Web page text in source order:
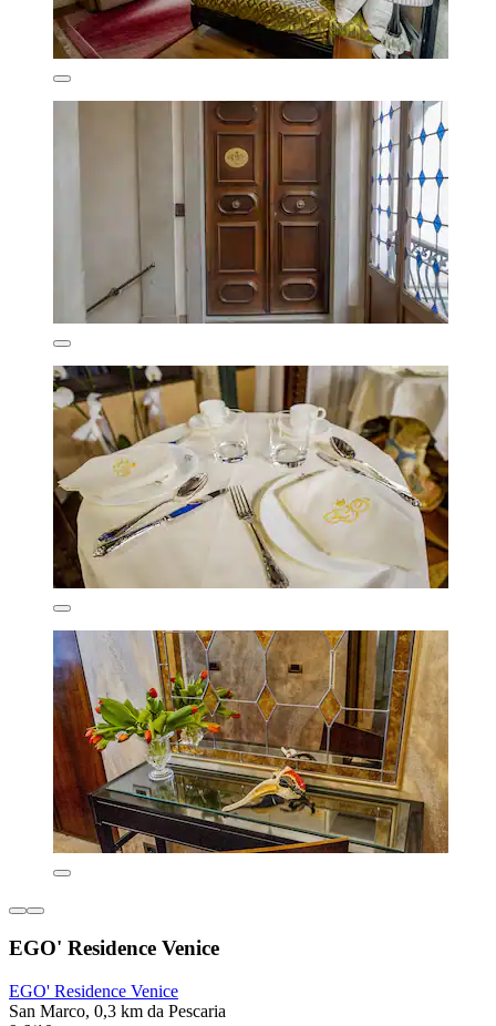
EGO' Residence Venice
EGO' Residence Venice
San Marco, 0,3 km da Pescaria